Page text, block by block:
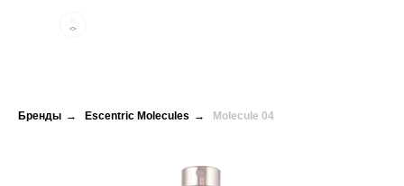
Бренды → Escentric Molecules → Molecule 04